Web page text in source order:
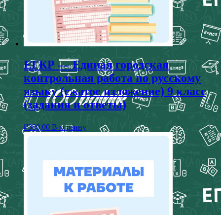
ЕГКР — Единая городская
контрольная работа по русскому
языку (сжатое изложение) 9 класс
(задания и ответы)
₽300,00 В корзину